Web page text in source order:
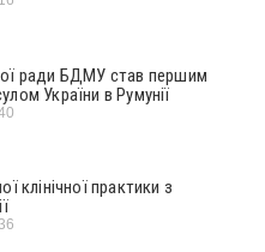
ради БДМУ став першим
України в Румунії
клінічної практики з